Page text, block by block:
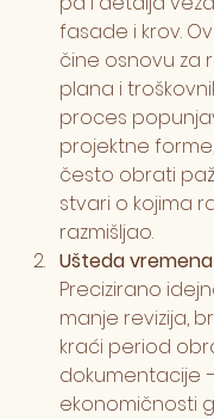
fasade i krov.
čine osnovu za
plana i
proces
projektne
često obrati
stvari o kojima
razmišljao.
Ušteda
Precizirano
manje revizija,
kraći period
dokumentacije
ekonomičnosti